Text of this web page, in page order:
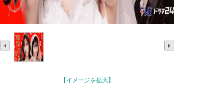
【イメージを拡大】